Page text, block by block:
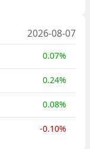
2026-08-07
0.07%
0.24%
0.08%
-0.10%